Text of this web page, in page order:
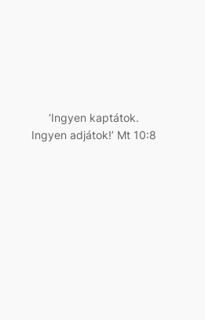
‘Ingyen kaptátok.
Ingyen adjátok!’ Mt 10:8